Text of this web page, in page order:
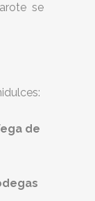
se
de